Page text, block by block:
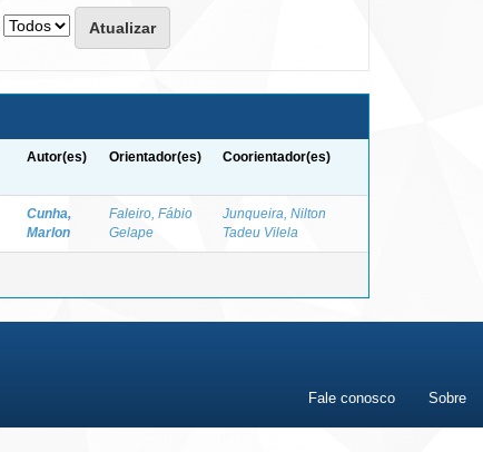
Autor(es) Orientador(es) Coorientador(es)
Cunha,
Marlon
Faleiro, Fábio
Gelape
Junqueira, Nilton
Tadeu Vilela
Fale conosco Sobre